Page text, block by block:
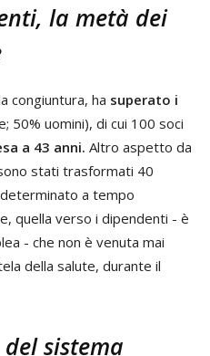
la metà dei
congiuntura, ha superato i
50% uomini), di cui 100 soci
a 43 anni. Altro aspetto da
stati trasformati 40
a tempo
quella verso i dipendenti - è
- che non è venuta mai
della salute, durante il
sistema